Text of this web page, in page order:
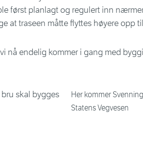
først planlagt og regulert inn
at traseen måtte flyttes høyere opp
nå endelig kommer i gang med
Her kommer
Statens Vegvesen